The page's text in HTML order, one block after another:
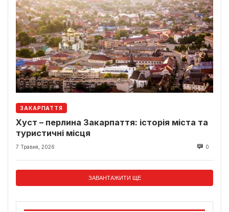
ЗАКАРПАТТЯ
Хуст – перлина Закарпаття: історія міста та
туристичні місця
7 Травня, 2026 0
ЗАВАНТАЖИТИ ЩЕ